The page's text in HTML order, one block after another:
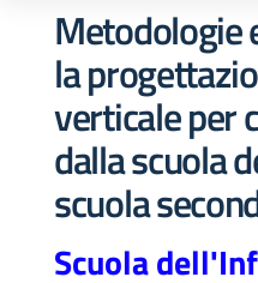
Metodologie
la
verticale per
dalla scuola
scuola
Scuola